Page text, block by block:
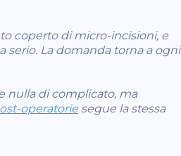
coperto di micro-incisioni, e
serio. La domanda torna a ogni
nulla di complicato, ma
operatorie segue la stessa